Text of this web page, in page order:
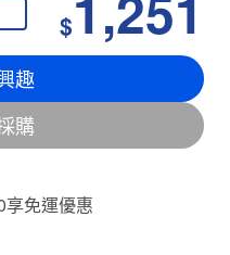
$
趣
購
免運優惠